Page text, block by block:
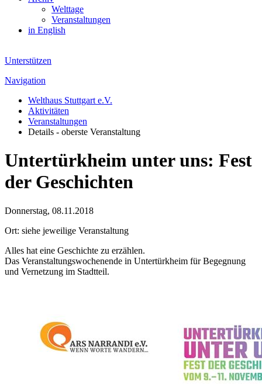
Welttage
Veranstaltungen
in English
Unterstützen
Navigation
Welthaus Stuttgart e.V.
Aktivitäten
Veranstaltungen
Details - oberste Veranstaltung
Untertürkheim unter uns: Fest
der Geschichten
Donnerstag, 08.11.2018
Ort: siehe jeweilige Veranstaltung
Alles hat eine Geschichte zu erzählen.
Das Veranstaltungswochenende in Untertürkheim für Begegnung
und Vernetzung im Stadtteil.